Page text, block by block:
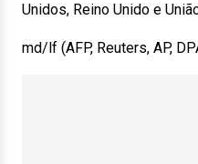
Unidos, Reino Unido e
md/lf (AFP, Reuters, AP,